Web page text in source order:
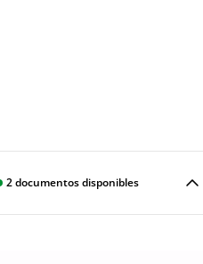
2documentos disponibles